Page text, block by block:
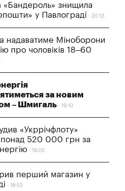
«Бандероль» знищила
у Павлограді
20:13
надаватиме Міноборони
про чоловіків 18–60
за новим
– Шмигаль
19:10
«Укррічфлоту»
понад 520 000 грн за
19:05
перший магазин у
18:53